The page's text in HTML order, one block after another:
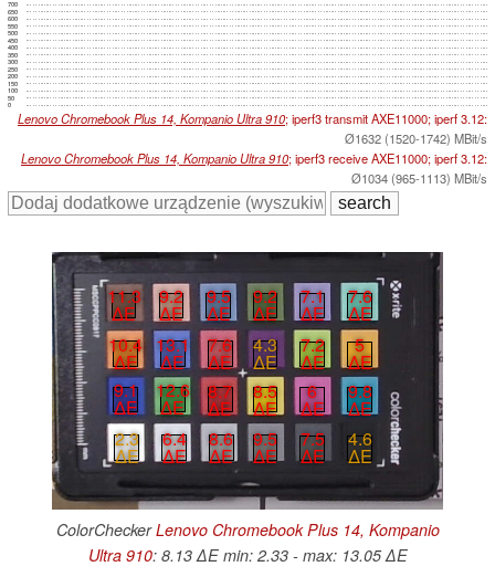
0
50
100
150
200
250
300
350
400
450
500
550
600
650
700
Lenovo Chromebook Plus 14, Kompanio Ultra 910; iperf3 transmit AXE11000; iperf 3.12:
Ø1632 (1520-1742) MBit/s
Lenovo Chromebook Plus 14, Kompanio Ultra 910; iperf3 receive AXE11000; iperf 3.12:
Ø1034 (965-1113) MBit/s
11.3
∆E
9.2
∆E
9.5
∆E
9.2
∆E
7.1
∆E
7.6
∆E
10.4
∆E
13.1
∆E
7.6
∆E
4.3
∆E
7.2
∆E
5
∆E
9.1
∆E
12.6
∆E
8.7
∆E
8.5
∆E
6
∆E
9.8
∆E
2.3
∆E
6.4
∆E
8.6
∆E
9.5
∆E
7.5
∆E
4.6
∆E
ColorCheckerLenovo Chromebook Plus 14, Kompanio
Ultra 910: 8.13 ∆E min: 2.33 - max: 13.05 ∆E